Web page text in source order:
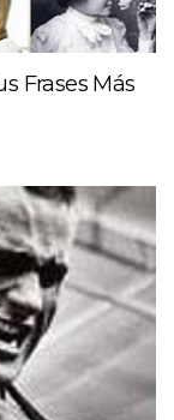
Frases Más